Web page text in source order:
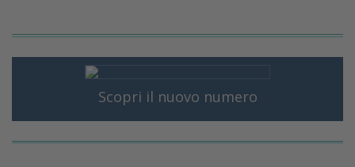
Scopri il nuovo numero